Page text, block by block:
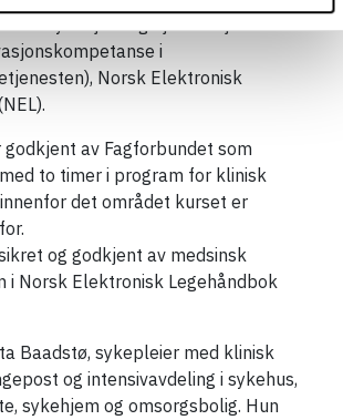
for sykehjem og hjemmetjenester
i
Norsk Elektronisk
godkjent av Fagforbundet som
to timer i program for klinisk
det området kurset er
og godkjent av medsinsk
i Norsk Elektronisk Legehåndbok
Baadstø, sykepleier med klinisk
og intensivavdeling i sykehus,
sykehjem og omsorgsbolig. Hun